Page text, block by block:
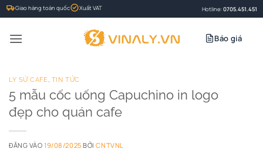
Bỏ
qua
nội
Giao hàng toàn quốc Xuất VAT Hotline: 0705.451.451
Báo giá
LY SỨ CAFE, TIN TỨC
5 mẫu cốc uống Capuchino in logo
đẹp cho quán cafe
ĐĂNG VÀO19/08/2025 BỞICNTVNL